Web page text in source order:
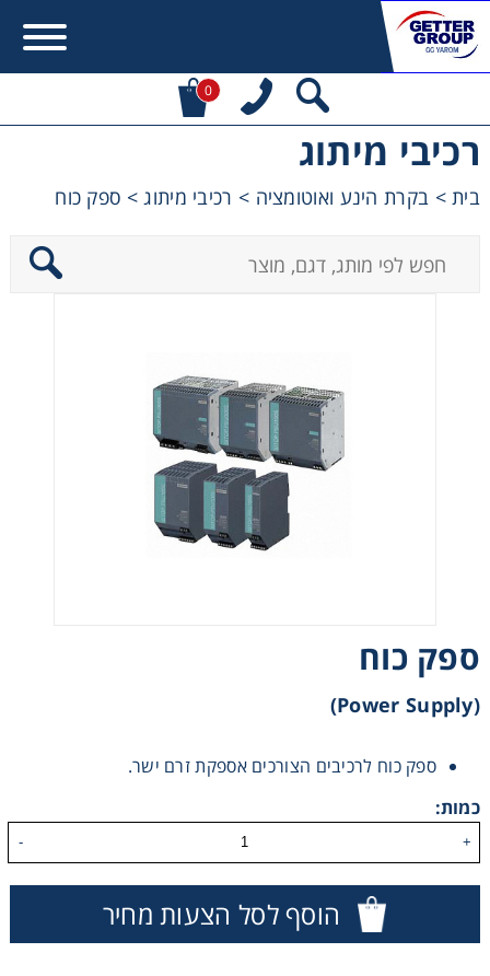
0
רכיבי מיתוג
בית> בקרת הינע ואוטומציה > רכיבי מיתוג> ספק כוח
ספק כוח
(Power Supply)
ספק כוח לרכיבים הצורכים אספקת זרם ישר.
כמות:
+
-
הוסף לסל הצעות מחיר
Contact form not found.
מקשרים, מצמדים ובלמים
מיסבים ובתי מיסב
שרשראות, גלגלי שרשרת וגלגלי שיניים
רצועות וי, רצועות תזמון וגלגלים
עיבוד שבבי/רכיבי אוטומציה, תבניות ושטנצים
פיקוד ובקרה
רשתות ואביזרי מסוע